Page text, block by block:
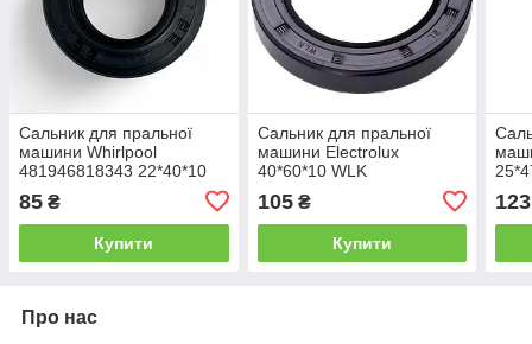
Сальник для пральної
машини Whirlpool
481946818343 22*40*10
85 ₴
Купити
Сальник для пральної
машини Electrolux
40*60*10 WLK
105₴
Купити
123
Про нас